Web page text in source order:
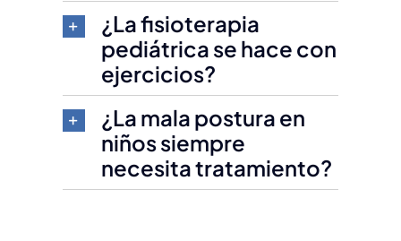
¿La fisioterapia
pediátrica se hace con
ejercicios?
¿La mala postura en
niños siempre
necesita tratamiento?